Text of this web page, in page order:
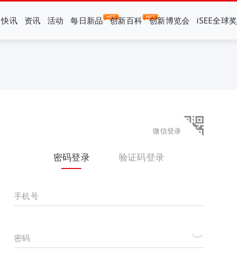
快讯 资讯 活动 每日新品 创新百科 创新博览会 iSEE全球奖
微信登录
密码登录 验证码登录
手机号
密码